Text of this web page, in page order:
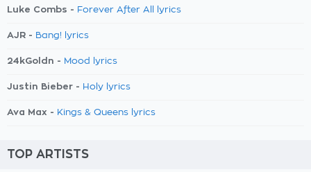
Luke Combs - Forever After All lyrics
AJR - Bang! lyrics
24kGoldn - Mood lyrics
Justin Bieber - Holy lyrics
Ava Max - Kings & Queens lyrics
TOP ARTISTS